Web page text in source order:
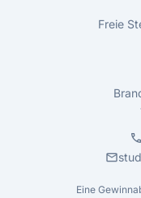
Freie
call
mail
Eine